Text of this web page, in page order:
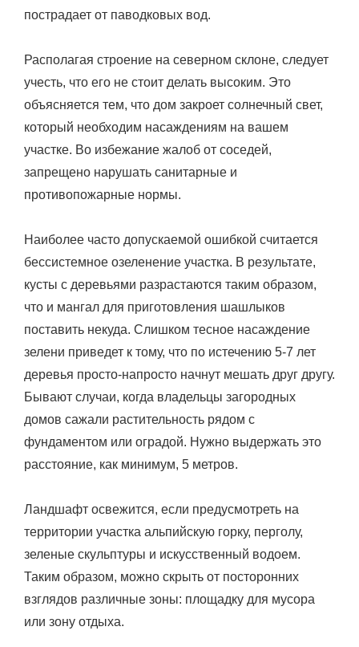
пострадает от паводковых вод.
Располагая строение на северном склоне, следует
учесть, что его не стоит делать высоким. Это
объясняется тем, что дом закроет солнечный свет,
который необходим насаждениям на вашем
участке. Во избежание жалоб от соседей,
запрещено нарушать санитарные и
противопожарные нормы.
Наиболее часто допускаемой ошибкой считается
бессистемное озеленение участка. В результате,
кусты с деревьями разрастаются таким образом,
что и мангал для приготовления шашлыков
поставить некуда. Слишком тесное насаждение
зелени приведет к тому, что по истечению 5-7 лет
деревья просто-напросто начнут мешать друг другу.
Бывают случаи, когда владельцы загородных
домов сажали растительность рядом с
фундаментом или оградой. Нужно выдержать это
расстояние, как минимум, 5 метров.
Ландшафт освежится, если предусмотреть на
территории участка альпийскую горку, перголу,
зеленые скульптуры и искусственный водоем.
Таким образом, можно скрыть от посторонних
взглядов различные зоны: площадку для мусора
или зону отдыха.